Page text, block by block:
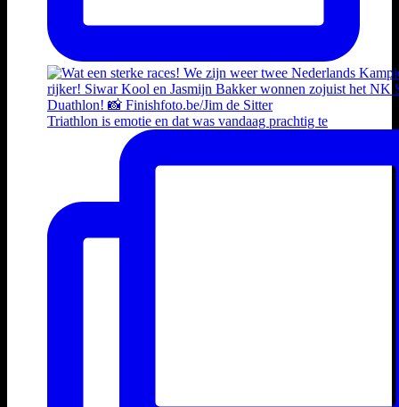
Triathlon is emotie en dat was vandaag prachtig te